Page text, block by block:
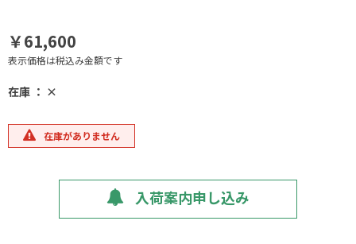
￥61,600
表示価格は税込み金額です
在庫 ： ×
在庫がありません
入荷案内申し込み